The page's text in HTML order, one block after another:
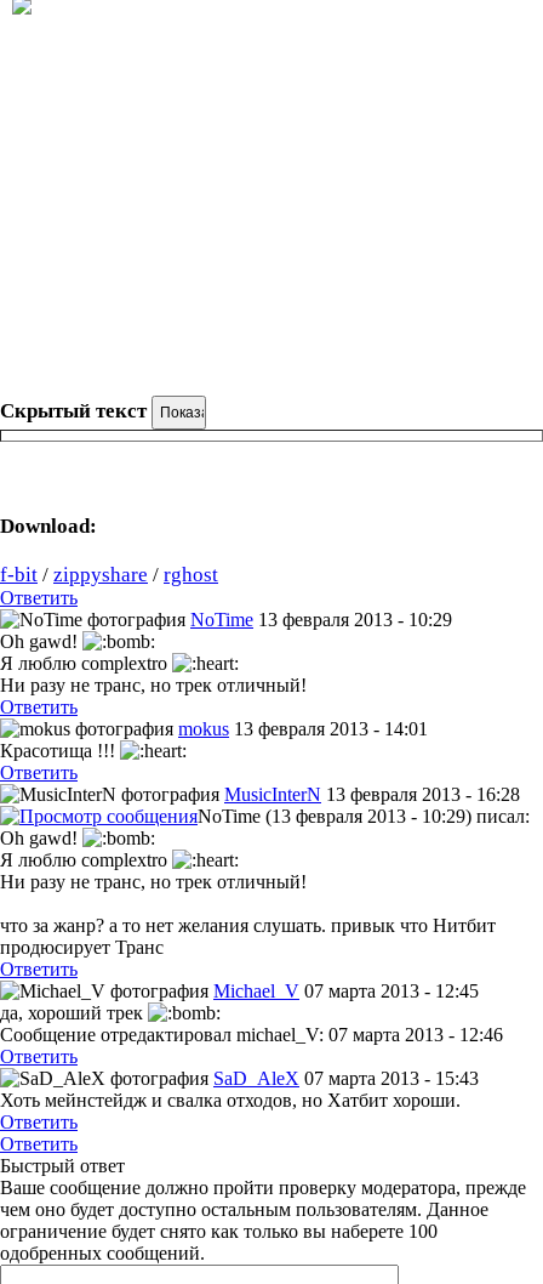
Скрытый текст
Download:
f-bit / zippyshare / rghost
Ответить
NoTime 13 февраля 2013 - 10:29
Oh gawd!
Я люблю complextro
Ни разу не транс, но трек отличный!
Ответить
mokus 13 февраля 2013 - 14:01
Красотища !!!
Ответить
MusicInterN 13 февраля 2013 - 16:28
NoTime (13 февраля 2013 - 10:29) писал:
Oh gawd!
Я люблю complextro
Ни разу не транс, но трек отличный!
что за жанр? а то нет желания слушать. привык что Нитбит
продюсирует Транс
Ответить
Michael_V 07 марта 2013 - 12:45
да, хороший трек
Сообщение отредактировал michael_V: 07 марта 2013 - 12:46
Ответить
SaD_AleX 07 марта 2013 - 15:43
Хоть мейнстейдж и свалка отходов, но Хатбит хороши.
Ответить
Ответить
Быстрый ответ
Ваше сообщение должно пройти проверку модератора, прежде
чем оно будет доступно остальным пользователям. Данное
ограничение будет снято как только вы наберете 100
одобренных сообщений.